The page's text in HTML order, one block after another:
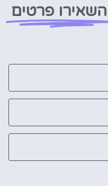
השאירו פרטים